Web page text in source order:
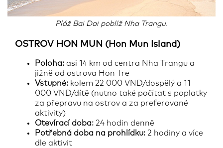
Pláž Bai Dai poblíž Nha Trangu.
OSTROV HON MUN (Hon Mun Island)
Poloha: asi 14 km od centra Nha Trangu a
jižně od ostrova Hon Tre
Vstupné: kolem 22 000 VND/dospělý a 11
000 VND/dítě (nutno také počítat s poplatky
za přepravu na ostrov a za preferované
aktivity)
Otevírací doba: 24 hodin denně
Potřebná doba na prohlídku: 2 hodiny a více
dle aktivit